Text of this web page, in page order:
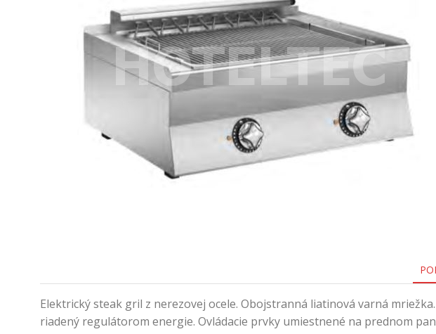
Elektrický steak gril z nerezovej ocele. Obojstranná liatinová varná
riadený regulátorom energie. Ovládacie prvky umiestnené na prednom